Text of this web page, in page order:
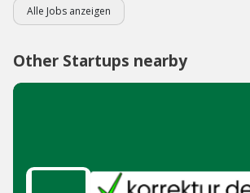
Alle Jobs anzeigen
Other Startups nearby